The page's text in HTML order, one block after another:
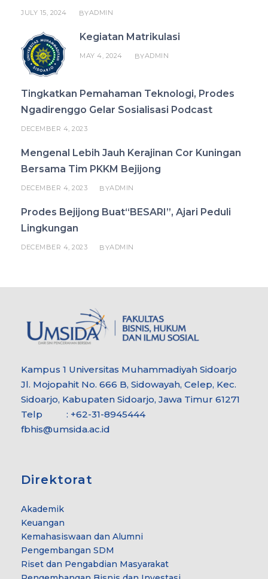
JULY 15, 2024 BYADMIN
Kegiatan Matrikulasi
MAY 4, 2024 BYADMIN
Tingkatkan Pemahaman Teknologi, Prodes
Ngadirenggo Gelar Sosialisasi Podcast
DECEMBER 4, 2023
Mengenal Lebih Jauh Kerajinan Cor Kuningan
Bersama Tim PKKM Bejijong
DECEMBER 4, 2023 BYADMIN
Prodes Bejijong Buat“BESARI”, Ajari Peduli
Lingkungan
DECEMBER 4, 2023 BYADMIN
Kampus 1 Universitas Muhammadiyah Sidoarjo
Jl. Mojopahit No. 666 B, Sidowayah, Celep, Kec.
Sidoarjo, Kabupaten Sidoarjo, Jawa Timur 61271
Telp : +62-31-8945444
fbhis@umsida.ac.id
Direktorat
Akademik
Keuangan
Kemahasiswaan dan Alumni
Pengembangan SDM
Riset dan Pengabdian Masyarakat